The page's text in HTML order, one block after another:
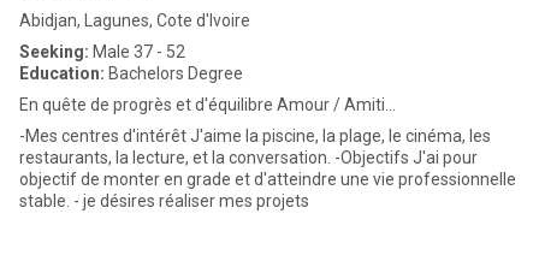
Abidjan, Lagunes, Cote d'Ivoire
Seeking: Male 37 - 52
Education: Bachelors Degree
En quête de progrès et d'équilibre Amour / Amiti...
-Mes centres d'intérêt J'aime la piscine, la plage, le cinéma, les
restaurants, la lecture, et la conversation. -Objectifs J'ai pour
objectif de monter en grade et d'atteindre une vie professionnelle
stable. - je désires réaliser mes projets